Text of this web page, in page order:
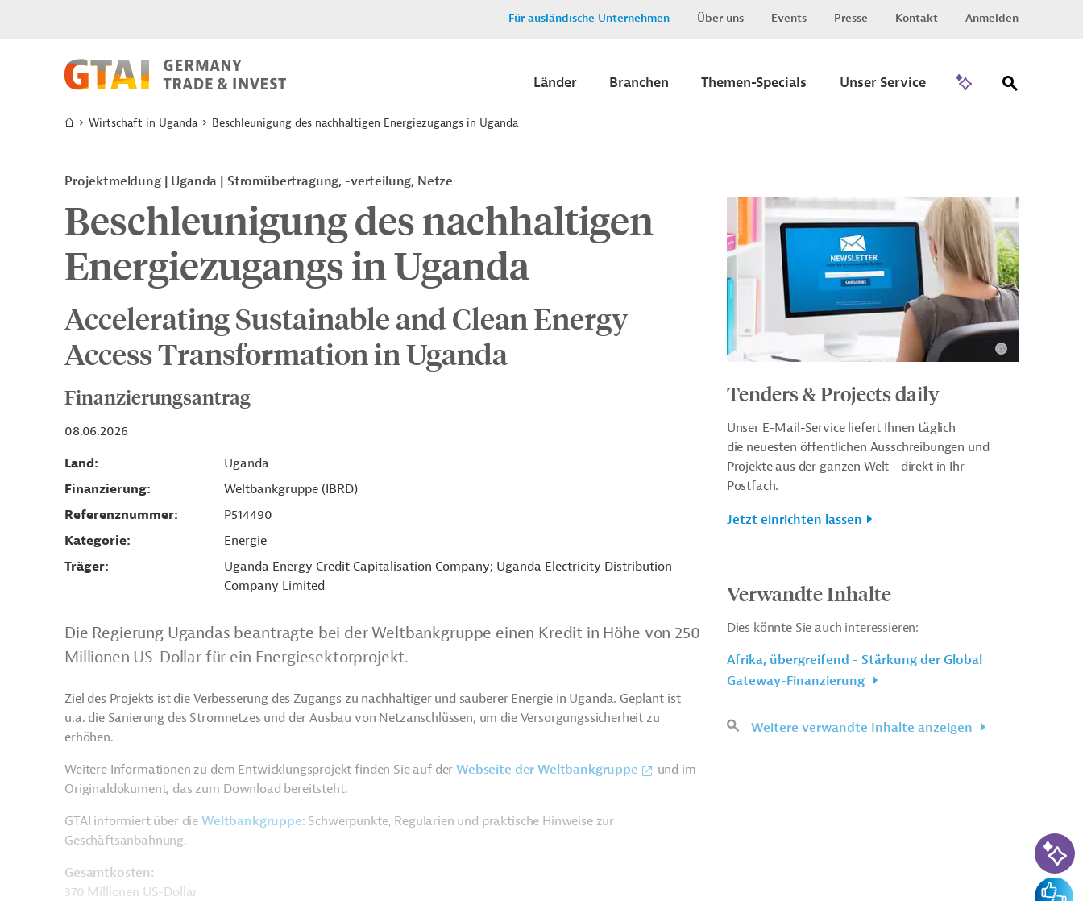
Für ausländische Unternehmen Über uns Events Presse Kontakt Anmelden
Länder Branchen Themen-Specials Unser Service
Wirtschaft in Uganda Beschleunigung des nachhaltigen Energiezugangs in Uganda
Projektmeldung Uganda Stromübertragung, -verteilung, Netze
Beschleunigung des nachhaltigen
Energiezugangs in Uganda
Accelerating Sustainable and Clean Energy
Access Transformation in Uganda
Finanzierungsantrag
08.06.2026
Land
Uganda
Finanzierung
Weltbankgruppe (IBRD)
Referenznummer
P514490
Kategorie
Energie
Träger
Uganda Energy Credit Capitalisation Company; Uganda Electricity Distribution
Company Limited
Die Regierung Ugandas beantragte bei der Weltbankgruppe einen Kredit in Höhe von 250
Millionen US-Dollar für ein Energiesektorprojekt.
Ziel des Projekts ist die Verbesserung des Zugangs zu nachhaltiger und sauberer Energie in Uganda. Geplant ist
u.a. die Sanierung des Stromnetzes und der Ausbau von Netzanschlüssen, um die Versorgungssicherheit zu
erhöhen.
Weitere Informationen zu dem Entwicklungsprojekt finden Sie auf derWebseite der Weltbankgruppe
und im
Originaldokument, das zum Download bereitsteht.
GTAI informiert über die Weltbankgruppe: Schwerpunkte, Regularien und praktische Hinweise zur
Geschäftsanbahnung.
Gesamtkosten:
370 Millionen US-Dollar
Tenders & Projects daily
Unser E-Mail-Service liefert Ihnen täglich
die neuesten öffentlichen Ausschreibungen und
Projekte aus der ganzen Welt - direkt in Ihr
Postfach.
Jetzt einrichten lassen
Verwandte Inhalte
Dies könnte Sie auch interessieren:
Afrika, übergreifend - Stärkung der Global
Gateway-Finanzierung
Weitere verwandte Inhalte anzeigen
KI-